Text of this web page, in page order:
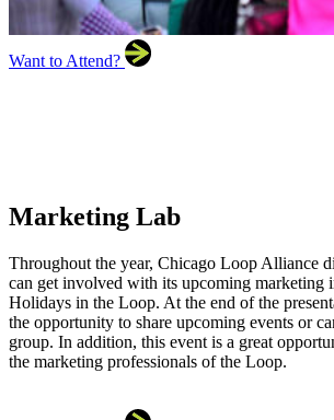
Want to Attend?
Marketing Lab
Throughout the year, Chicago Loop Alliance
can get involved with its upcoming marketing
Holidays in the Loop. At the end of the
the opportunity to share upcoming events or
group. In addition, this event is a great
the marketing professionals of the Loop.